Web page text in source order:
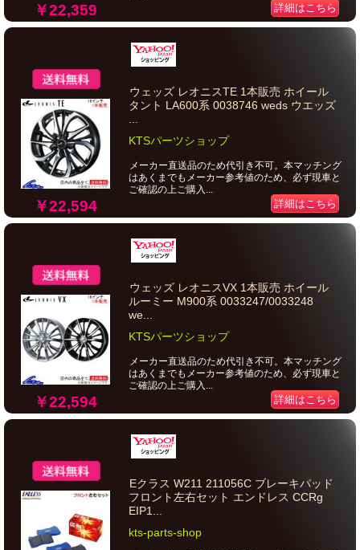
￥22,359 詳細はこちら
￥22,594
ウェッズ レオニスTE 1本販売 ホイール
タント LA600系 0038746 weds ウエッズ
KTSパーツショップ
メーカー直送品のため代引き不可。本マッチング
はあくまでもメーカー参考値のため、必ず現車と
ご確認の上ご購入...
詳細はこちら
￥22,594
ウェッズ レオニスVX 1本販売 ホイール
ルーミー M900系 0033247/0033248
we...
KTSパーツショップ
メーカー直送品のため代引き不可。本マッチング
はあくまでもメーカー参考値のため、必ず現車と
ご確認の上ご購入...
詳細はこちら
Eクラス W211 211056C ブレーキパッド
フロント左右セット エンドレス CCRg
EIP1...
kts-parts-shop